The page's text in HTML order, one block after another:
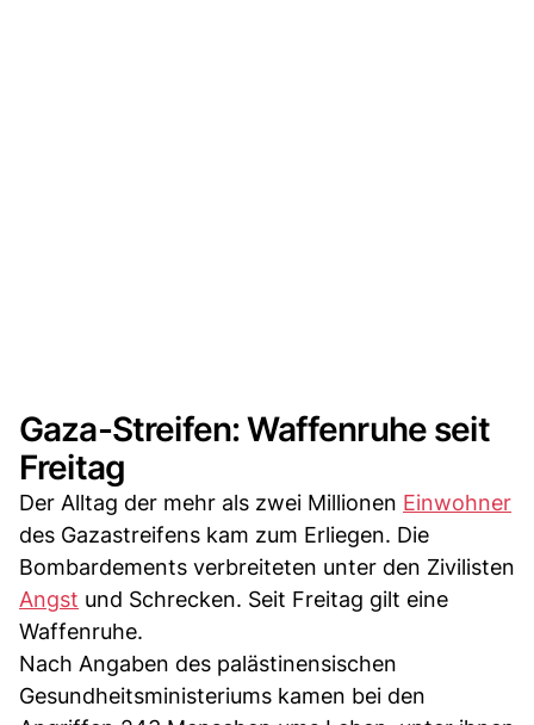
Gaza-Streifen: Waffenruhe seit
Freitag
Der Alltag der mehr als zwei Millionen Einwohner
des Gazastreifens kam zum Erliegen. Die
Bombardements verbreiteten unter den Zivilisten
Angst und Schrecken. Seit Freitag gilt eine
Waffenruhe.
Nach Angaben des palästinensischen
Gesundheitsministeriums kamen bei den